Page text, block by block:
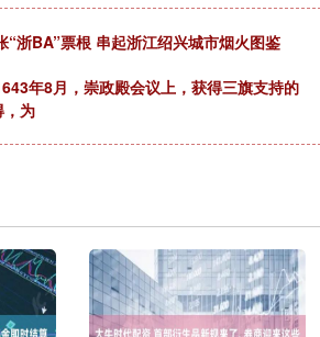
“浙BA”票根 串起浙江绍兴城市烟火图鉴
年8月，崇政殿会议上，获得三旗支持的
，为